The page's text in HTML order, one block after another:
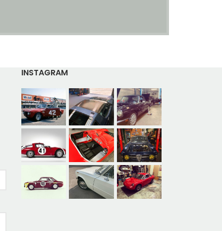
INSTAGRAM